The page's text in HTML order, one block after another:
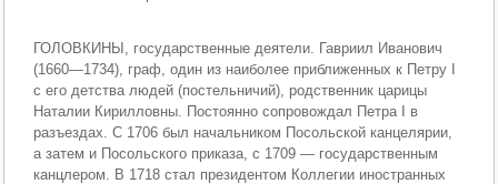
ГОЛОВКИНЫ, государственные деятели. Гавриил Иванович
(1660—1734), граф, один из наиболее приближенных к Петру I
с его детства людей (постельничий), родственник царицы
Наталии Кирилловны. Постоянно сопровождал Петра I в
разъездах. С 1706 был начальником Посольской канцелярии,
а затем и Посольского приказа, с 1709 — государственным
канцлером. В 1718 стал президентом Коллегии иностранных